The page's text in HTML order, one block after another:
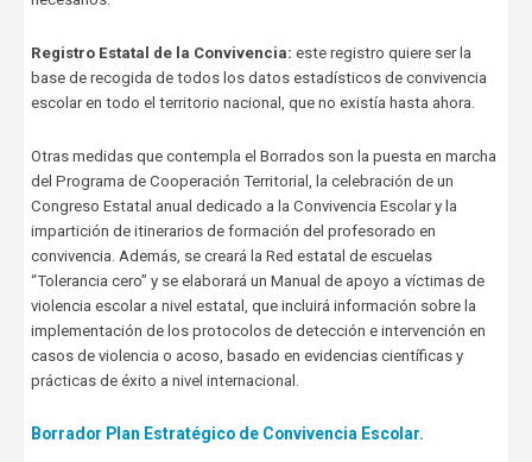
Registro Estatal de la Convivencia: este registro quiere ser la
base de recogida de todos los datos estadísticos de convivencia
escolar en todo el territorio nacional, que no existía hasta ahora.
Otras medidas que contempla el Borrados son la puesta en marcha
del Programa de Cooperación Territorial, la celebración de un
Congreso Estatal anual dedicado a la Convivencia Escolar y la
impartición de itinerarios de formación del profesorado en
convivencia. Además, se creará la Red estatal de escuelas
“Tolerancia cero” y se elaborará un Manual de apoyo a víctimas de
violencia escolar a nivel estatal, que incluirá información sobre la
implementación de los protocolos de detección e intervención en
casos de violencia o acoso, basado en evidencias científicas y
prácticas de éxito a nivel internacional.
Borrador Plan Estratégico de Convivencia Escolar.